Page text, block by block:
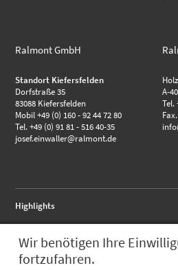
Ralmont GmbH
Standort Kiefersfelden
Dorfstraße 35
83088 Kiefersfelden
Mobil +49 (0) 160 - 92 44 72 80
Tel. +49 (0) 91 81 - 516 40-35
josef.einwaller@ralmont.de
A-
Tel.
Highlights
RALMO - FBA complete
RALMO - UBS Unterbausystem
Wir benötigen Ihre
fortzufahren.